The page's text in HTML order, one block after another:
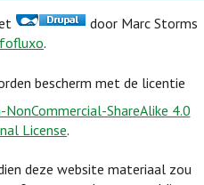
door Marc Storms
.
bescherm met de licentie
ShareAlike 4.0
License.
deze website materiaal zou